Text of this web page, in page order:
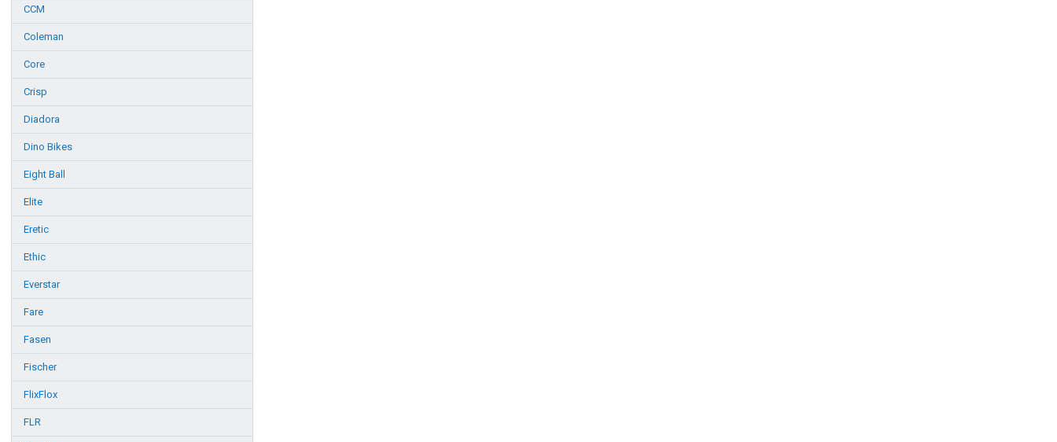
CCM
Coleman
Core
Crisp
Diadora
Dino Bikes
Eight Ball
Elite
Eretic
Ethic
Everstar
Fare
Fasen
Fischer
FlixFlox
FLR